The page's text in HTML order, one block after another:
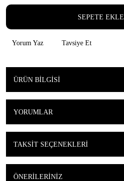
SEPETE EKLE
Yorum Yaz Tavsiye Et
ÜRÜN BILGISI
YORUMLAR
TAKSIT SEÇENEKLERI
ÖNERILERINIZ